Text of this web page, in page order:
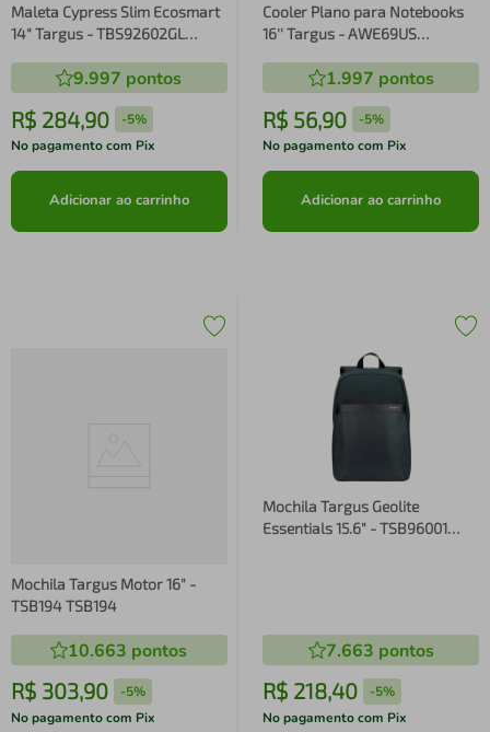
Maleta Cypress Slim Ecosmart
14" Targus - TBS92602GL
9.997 pontos
R$ 284,90 -5%
No pagamento com Pix
Adicionar ao carrinho
Cooler Plano para Notebooks
16'' Targus - AWE69US
1.997 pontos
R$ 56,90 -5%
No pagamento com Pix
Adicionar ao carrinho
Mochila Targus Motor 16" -
TSB194 TSB194
10.663 pontos
R$ 303,90 -5%
No pagamento com Pix
Mochila Targus Geolite
Essentials 15.6" - TSB96001
7.663 pontos
R$ 218,40 -5%
No pagamento com Pix